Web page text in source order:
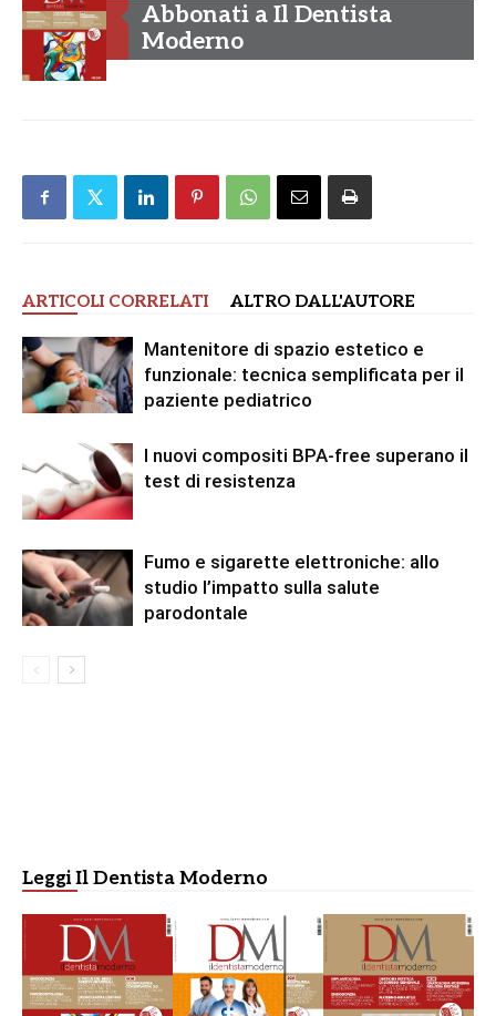
Abbonati a Il Dentista
Moderno
ARTICOLI CORRELATI ALTRO DALL'AUTORE
Mantenitore di spazio estetico e
funzionale: tecnica semplificata per il
paziente pediatrico
I nuovi compositi BPA-free superano il
test di resistenza
Fumo e sigarette elettroniche: allo
studio l’impatto sulla salute
parodontale
Leggi Il Dentista Moderno